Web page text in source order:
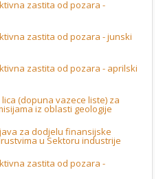
zastita od pozara -
zastita od pozara - junski
zastita od pozara - aprilski
(dopuna vazece liste) za
iz oblasti geologije
za dodjelu finansijske
u Sektoru industrije
zastita od pozara -